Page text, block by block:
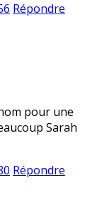
Répondre
pour une
Sarah
Répondre